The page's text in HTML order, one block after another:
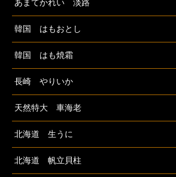
あまてかれい 淡路
韓国 はもおとし
韓国 はも焼霜
長崎 やりいか
天然特大 車海老
北海道 生うに
北海道 帆立貝柱